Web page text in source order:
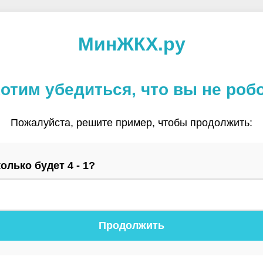
МинЖКХ.ру
убедиться, что вы не
Пожалуйста, решите пример, чтобы продолжить:
будет 4 - 1?
Продолжить